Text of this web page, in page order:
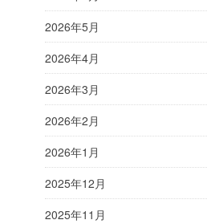
2026年5月
2026年4月
2026年3月
2026年2月
2026年1月
2025年12月
2025年11月